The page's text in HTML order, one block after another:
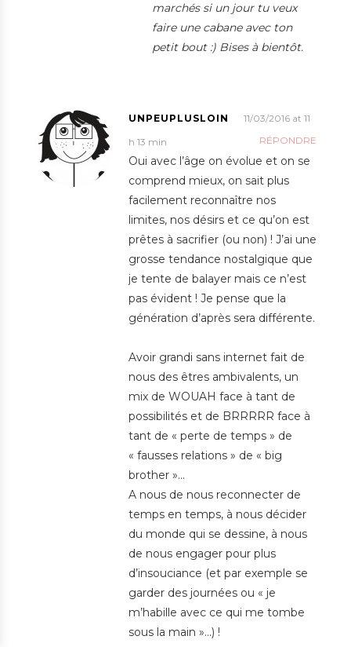
marchés si un jour tu veux
faire une cabane avec ton
petit bout :) Bises à bientôt.
UNPEUPLUSLOIN
11/03/2016 at 11
h 13 min
RÉPONDRE
Oui avec l’âge on évolue et on se
comprend mieux, on sait plus
facilement reconnaître nos
limites, nos désirs et ce qu’on est
prêtes à sacrifier (ou non) ! J’ai une
grosse tendance nostalgique que
je tente de balayer mais ce n’est
pas évident ! Je pense que la
génération d’après sera différente.
Avoir grandi sans internet fait de
nous des êtres ambivalents, un
mix de WOUAH face à tant de
possibilités et de BRRRRR face à
tant de « perte de temps » de
« fausses relations » de « big
brother »…
A nous de nous reconnecter de
temps en temps, à nous décider
du monde qui se dessine, à nous
de nous engager pour plus
d’insouciance (et par exemple se
garder des journées ou « je
m’habille avec ce qui me tombe
sous la main »…) !